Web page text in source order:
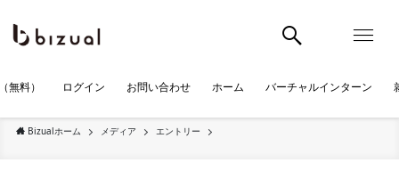
無料） ログイン お問い合わせ ホーム バーチャルインターン
Bizualホーム メディア エントリー